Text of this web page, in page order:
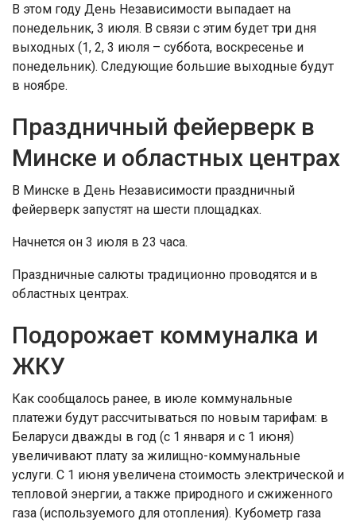
В этом году День Независимости выпадает на
понедельник, 3 июля. В связи с этим будет три дня
выходных (1, 2, 3 июля – суббота, воскресенье и
понедельник). Следующие большие выходные будут
в ноябре.
Праздничный фейерверк в
Минске и областных центрах
В Минске в День Независимости праздничный
фейерверк запустят на шести площадках.
Начнется он 3 июля в 23 часа.
Праздничные салюты традиционно проводятся и в
областных центрах.
Подорожает коммуналка и
ЖКУ
Как сообщалось ранее, в июле коммунальные
платежи будут рассчитываться по новым тарифам: в
Беларуси дважды в год (с 1 января и с 1 июня)
увеличивают плату за жилищно-коммунальные
услуги. С 1 июня увеличена стоимость электрической и
тепловой энергии, а также природного и сжиженного
газа (используемого для отопления). Кубометр газа